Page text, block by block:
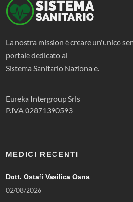
La nostra mission è creare un'unico
portale dedicato al
Sistema Sanitario Nazionale.
Eureka Intergroup Srls
P.IVA 02871390593
MEDICI RECENTI
Dott. Ostafi Vasilica Oana
02/08/2026